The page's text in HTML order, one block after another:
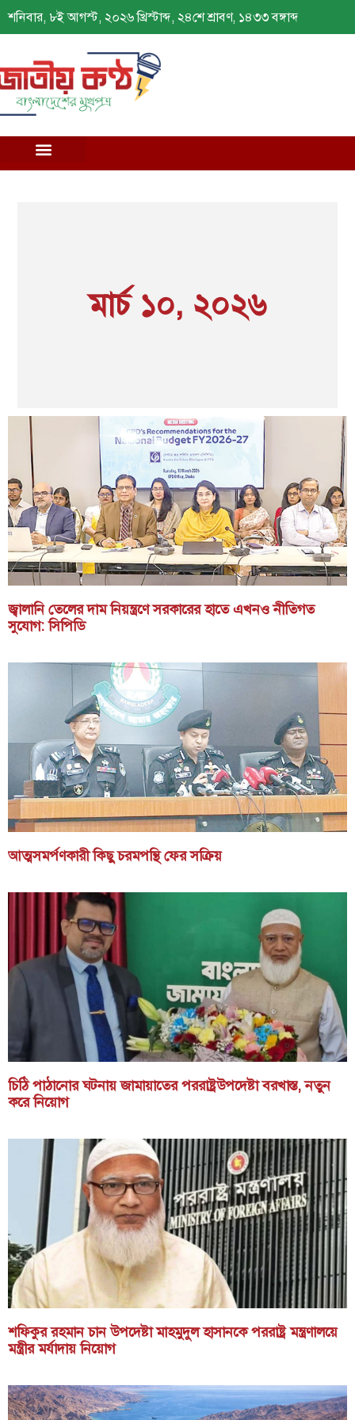
শনিবার, ৮ই আগস্ট, ২০২৬ খ্রিস্টাব্দ, ২৪শে শ্রাবণ, ১৪৩৩ বঙ্গাব্দ
মার্চ ১০, ২০২৬
জ্বালানি তেলের দাম নিয়ন্ত্রণে সরকারের হাতে এখনও নীতিগত
সুযোগ: সিপিডি
আত্মসমর্পণকারী কিছু চরমপন্থি ফের সক্রিয়
চিঠি পাঠানোর ঘটনায় জামায়াতের পররাষ্ট্রউপদেষ্টা বরখাস্ত, নতুন
করে নিয়োগ
শফিকুর রহমান চান উপদেষ্টা মাহমুদুল হাসানকে পররাষ্ট্র মন্ত্রণালয়ে
মন্ত্রীর মর্যাদায় নিয়োগ